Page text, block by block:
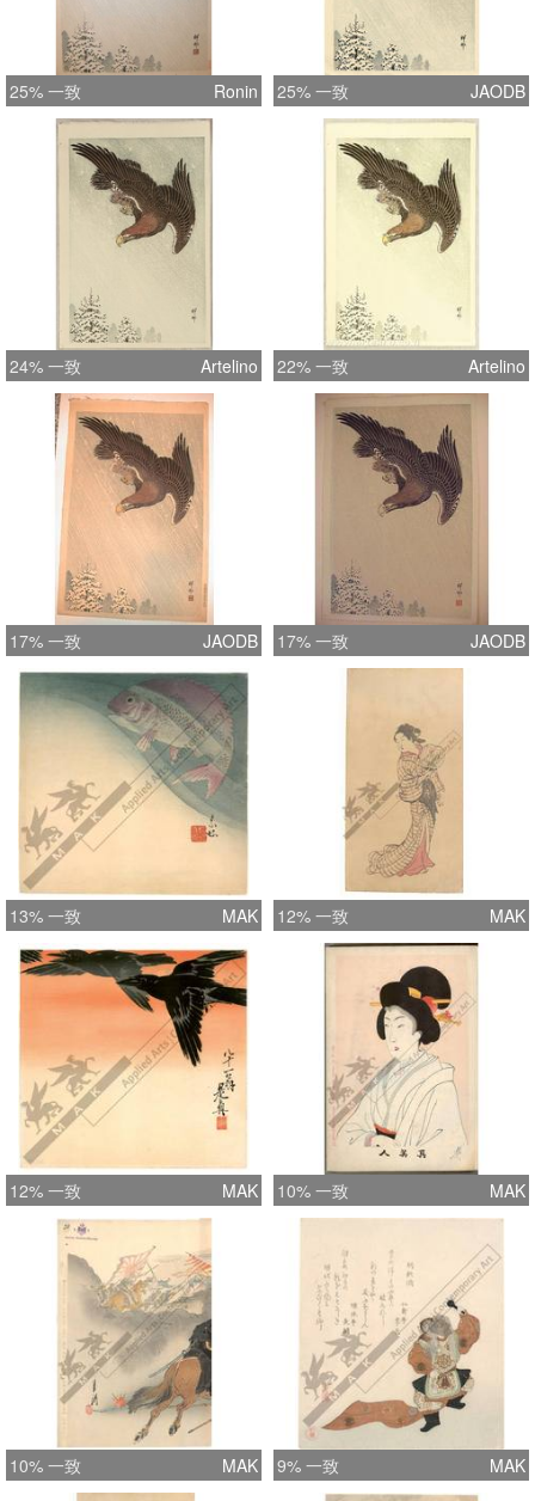
25% 一致 Ronin 25% 一致 JAODB
24% 一致 Artelino 22% 一致 Artelino
17% 一致 JAODB 17% 一致 JAODB
13% 一致 MAK 12% 一致 MAK
12% 一致 MAK 10% 一致 MAK
10% 一致 MAK 9% 一致 MAK